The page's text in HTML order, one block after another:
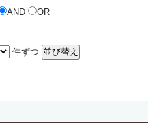
AND OR
件ずつ